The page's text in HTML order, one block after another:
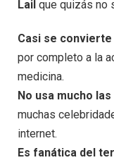
Lail que quizás no
Casi se
por completo a la
medicina.
No usa mucho
muchas
internet.
Es fanática del